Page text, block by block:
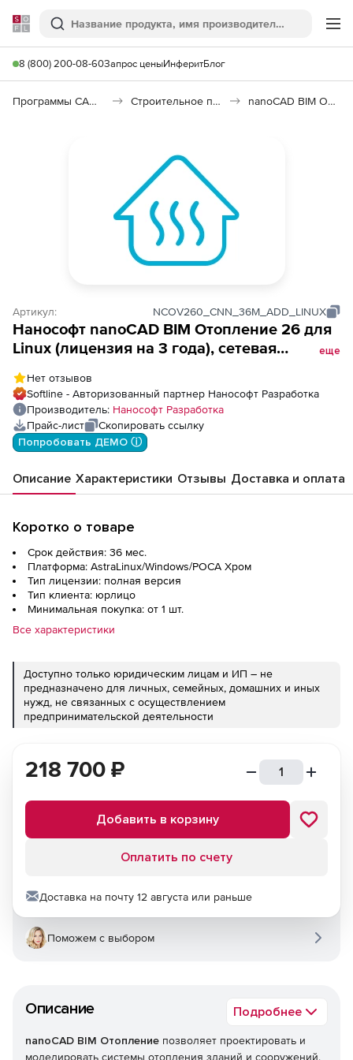
Softline
Поиск
8 (800) 200-08-60Запрос ценыИнферитБлог
Программы САПР и ГИС Строительное программное обеспечение nanoCAD BIM Отопление 26
Артикул: NCOV260_CNN_36M_ADD_LINUX
Нанософт nanoCAD BIM Отопление 26 для
Linux (лицензия на 3 года), сетевая
еще
Нет отзывов
Softline - Авторизованный партнер Нанософт Разработка
Производитель: Нанософт Разработка
Прайс-лист
Скопировать ссылку
Попробовать ДЕМО ⓘ
Описание Характеристики Отзывы Доставка и оплата
Коротко о товаре
Срок действия: 36 мес.
Платформа: AstraLinux/Windows/РОСА Хром
Тип лицензии: полная версия
Тип клиента: юрлицо
Минимальная покупка: от 1 шт.
Все характеристики
Доступно только юридическим лицам и ИП – не
предназначено для личных, семейных, домашних и иных
нужд, не связанных с осуществлением
предпринимательской деятельности
Описание Подробнее
nanoCAD BIM Отопление позволяет проектировать и
моделировать системы отопления зданий и сооружений.
218 700 ₽
Добавить в корзину
Оплатить по счету
Доставка на почту 12 августа или раньше
Поможем с выбором